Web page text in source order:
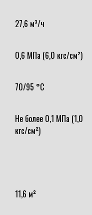
27,6 м³/ч
0,6 МПа (6,0 кгс/см²)
70/95 °С
Не более 0,1 МПа (1,0
кгс/см²)
11,6 м²